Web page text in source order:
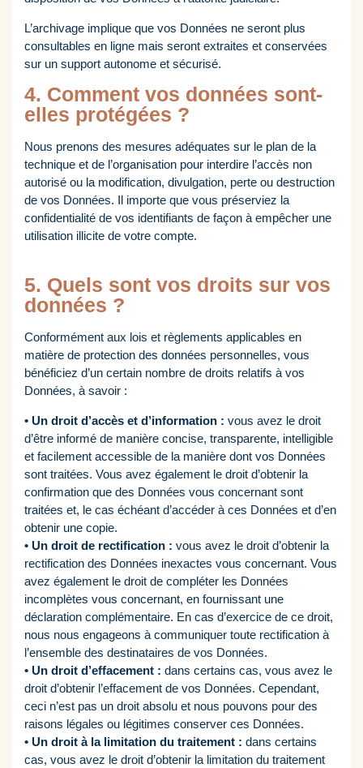
L’archivage implique que vos Données ne seront plus
consultables en ligne mais seront extraites et conservées
sur un support autonome et sécurisé.
4. Comment vos données sont-
elles protégées ?
Nous prenons des mesures adéquates sur le plan de la
technique et de l’organisation pour interdire l’accès non
autorisé ou la modification, divulgation, perte ou destruction
de vos Données. Il importe que vous préserviez la
confidentialité de vos identifiants de façon à empêcher une
utilisation illicite de votre compte.
5. Quels sont vos droits sur vos
données ?
Conformément aux lois et règlements applicables en
matière de protection des données personnelles, vous
bénéficiez d’un certain nombre de droits relatifs à vos
Données, à savoir :
• Un droit d’accès et d’information : vous avez le droit
d’être informé de manière concise, transparente, intelligible
et facilement accessible de la manière dont vos Données
sont traitées. Vous avez également le droit d’obtenir la
confirmation que des Données vous concernant sont
traitées et, le cas échéant d’accéder à ces Données et d’en
obtenir une copie.
• Un droit de rectification : vous avez le droit d’obtenir la
rectification des Données inexactes vous concernant. Vous
avez également le droit de compléter les Données
incomplètes vous concernant, en fournissant une
déclaration complémentaire. En cas d’exercice de ce droit,
nous nous engageons à communiquer toute rectification à
l’ensemble des destinataires de vos Données.
• Un droit d’effacement : dans certains cas, vous avez le
droit d’obtenir l’effacement de vos Données. Cependant,
ceci n’est pas un droit absolu et nous pouvons pour des
raisons légales ou légitimes conserver ces Données.
• Un droit à la limitation du traitement : dans certains
cas, vous avez le droit d’obtenir la limitation du traitement